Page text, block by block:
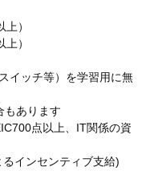
）
）
イッチ等）を学習用に無
もあります
点以上、IT関係の資
インセンティブ支給)